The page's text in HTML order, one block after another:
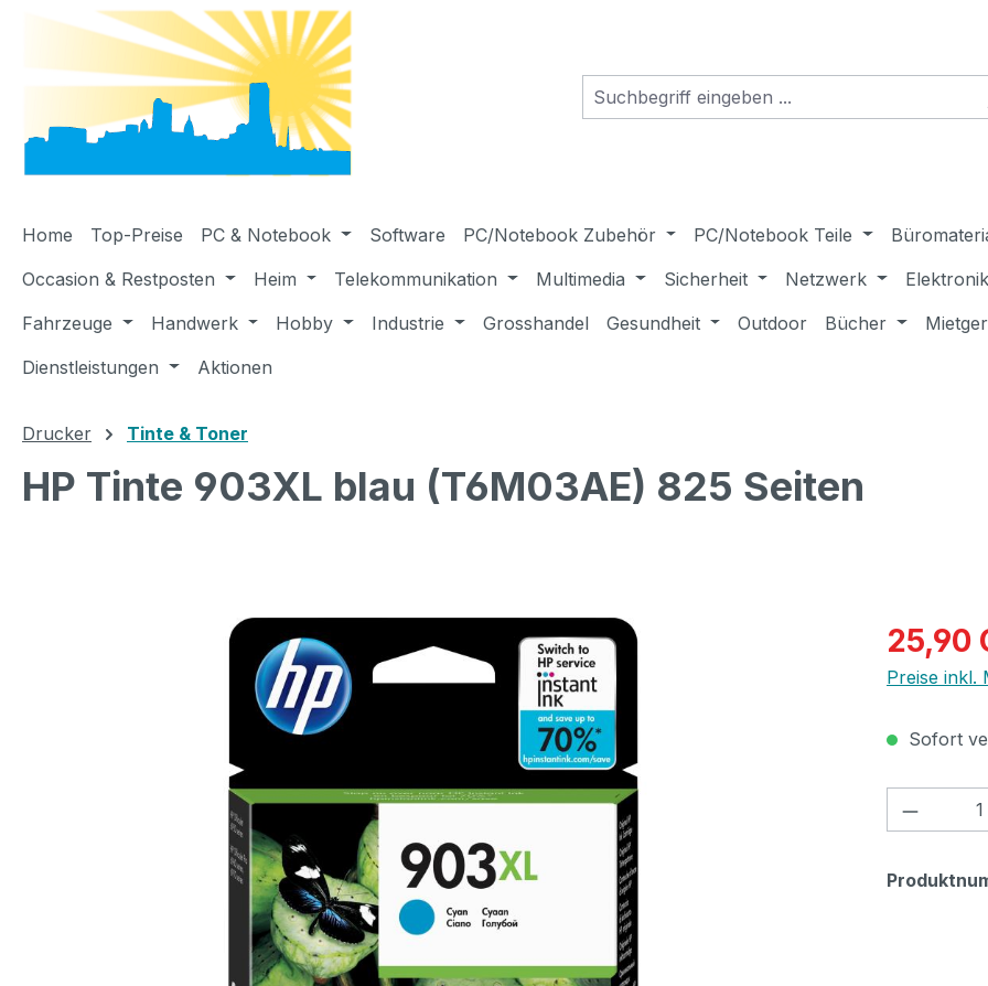
Hauptinhalt springen
Zur Suche springen
Zur Hauptnavigation springen
Home Top-Preise PC & Notebook Software PC/Notebook Zubehör PC/Notebook Teile
Occasion & Restposten
Heim Telekommunikation Multimedia Sicherheit Netzwerk Elektronik
Fahrzeuge
Handwerk Hobby Industrie Grosshandel Gesundheit Outdoor Bücher
Dienstleistungen
Aktionen
Drucker Tinte & Toner
HP Tinte 903XL blau (T6M03AE) 825 Seiten
Bildergalerie überspringen 25,90
Preise inkl.
Sofort